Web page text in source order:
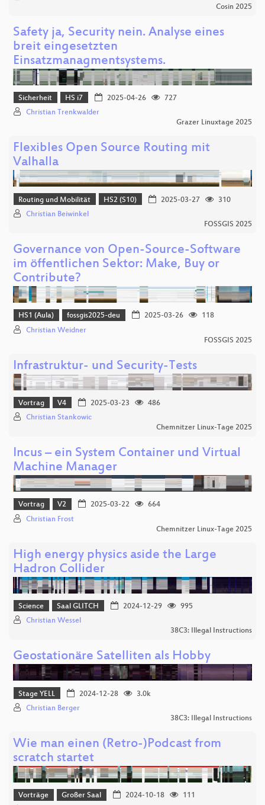
Cosin 2025
Safety ja, Security nein. Analyse eines
breit eingesetzten
Einsatzmanagmentsystems.
Sicherheit HS i7 2025-04-26
727
Christian Trenkwalder
Grazer Linuxtage 2025
Flexibles Open Source Routing mit
Valhalla
Routing und Mobilität HS2 (S10) 2025-03-27
310
Christian Beiwinkel
FOSSGIS 2025
Governance von Open-Source-Software
im öffentlichen Sektor: Make, Buy or
Contribute?
HS1 (Aula) fossgis2025-deu 2025-03-26
118
Christian Weidner
FOSSGIS 2025
Infrastruktur- und Security-Tests
Vortrag V4 2025-03-23
486
Christian Stankowic
Chemnitzer Linux-Tage 2025
Incus – ein System Container und Virtual
Machine Manager
Vortrag V2 2025-03-22
664
Christian Frost
Chemnitzer Linux-Tage 2025
High energy physics aside the Large
Hadron Collider
Science Saal GLITCH 2024-12-29
995
Christian Wessel
38C3: Illegal Instructions
Geostationäre Satelliten als Hobby
Stage YELL 2024-12-28
3.0k
Christian Berger
38C3: Illegal Instructions
Wie man einen (Retro-)Podcast from
scratch startet
Vorträge Großer Saal 2024-10-18
111